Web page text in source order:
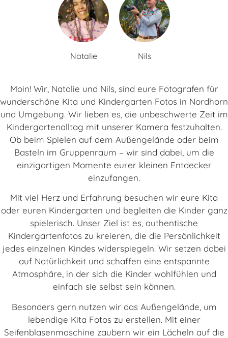
Natalie Nils
Moin! Wir, Natalie und Nils, sind eure Fotografen für
wunderschöne Kita und Kindergarten Fotos in Nordhorn
und Umgebung. Wir lieben es, die unbeschwerte Zeit im
Kindergartenalltag mit unserer Kamera festzuhalten.
Ob beim Spielen auf dem Außengelände oder beim
Basteln im Gruppenraum – wir sind dabei, um die
einzigartigen Momente eurer kleinen Entdecker
einzufangen.
Mit viel Herz und Erfahrung besuchen wir eure Kita
oder euren Kindergarten und begleiten die Kinder ganz
spielerisch. Unser Ziel ist es, authentische
Kindergartenfotos zu kreieren, die die Persönlichkeit
jedes einzelnen Kindes widerspiegeln. Wir setzen dabei
auf Natürlichkeit und schaffen eine entspannte
Atmosphäre, in der sich die Kinder wohlfühlen und
einfach sie selbst sein können.
Besonders gern nutzen wir das Außengelände, um
lebendige Kita Fotos zu erstellen. Mit einer
Seifenblasenmaschine zaubern wir ein Lächeln auf die